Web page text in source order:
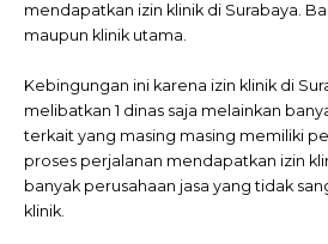
mendapatkan izin klinik di Surabaya.
maupun klinik utama.
Kebingungan ini karena izin klinik di
melibatkan 1 dinas saja melainkan
terkait yang masing masing memiliki
proses perjalanan mendapatkan izin
banyak perusahaan jasa yang tidak
klinik.